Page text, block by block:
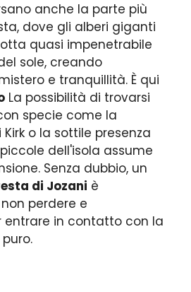
anche la parte più
dove gli alberi giganti
quasi impenetrabile
sole, creando
e tranquillità. È qui
La possibilità di trovarsi
specie come la
o la sottile presenza
dell'isola assume
Senza dubbio, un
di Jozani è
perdere e
entrare in contatto con la